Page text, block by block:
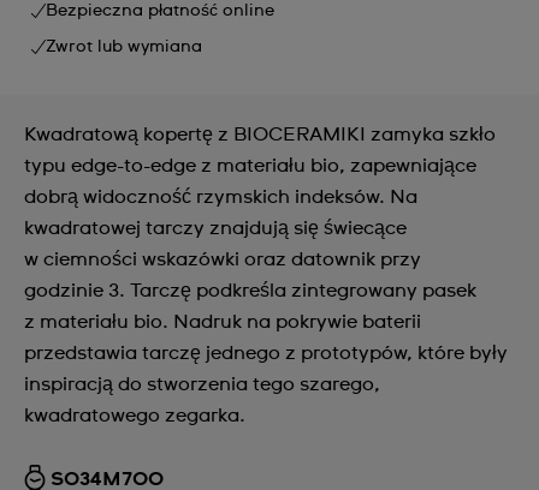
Bezpieczna płatność online
Zwrot lub wymiana
Kwadratową kopertę z BIOCERAMIKI zamyka szkło
typu edge-to-edge z materiału bio, zapewniające
dobrą widoczność rzymskich indeksów. Na
kwadratowej tarczy znajdują się świecące
w ciemności wskazówki oraz datownik przy
godzinie 3. Tarczę podkreśla zintegrowany pasek
z materiału bio. Nadruk na pokrywie baterii
przedstawia tarczę jednego z prototypów, które były
inspiracją do stworzenia tego szarego,
kwadratowego zegarka.
SO34M700